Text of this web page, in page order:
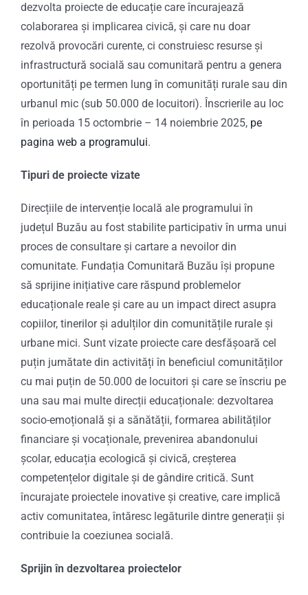
dezvolta proiecte de educație care încurajează
colaborarea și implicarea civică, și care nu doar
rezolvă provocări curente, ci construiesc resurse și
infrastructură socială sau comunitară pentru a genera
oportunități pe termen lung în comunități rurale sau din
urbanul mic (sub 50.000 de locuitori). Înscrierile au loc
în perioada 15 octombrie – 14 noiembrie 2025, pe
pagina web a programului.
Tipuri de proiecte vizate
Direcțiile de intervenție locală ale programului în
județul Buzău au fost stabilite participativ în urma unui
proces de consultare și cartare a nevoilor din
comunitate. Fundația Comunitară Buzău își propune
să sprijine inițiative care răspund problemelor
educaționale reale și care au un impact direct asupra
copiilor, tinerilor și adulților din comunitățile rurale și
urbane mici. Sunt vizate proiecte care desfășoară cel
puțin jumătate din activități în beneficiul comunităților
cu mai puțin de 50.000 de locuitori și care se înscriu pe
una sau mai multe direcții educaționale: dezvoltarea
socio-emoțională și a sănătății, formarea abilităților
financiare și vocaționale, prevenirea abandonului
școlar, educația ecologică și civică, creșterea
competențelor digitale și de gândire critică. Sunt
încurajate proiectele inovative și creative, care implică
activ comunitatea, întăresc legăturile dintre generații și
contribuie la coeziunea socială.
Sprijin în dezvoltarea proiectelor